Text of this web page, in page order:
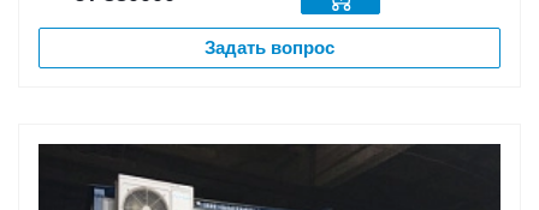
Задать вопрос